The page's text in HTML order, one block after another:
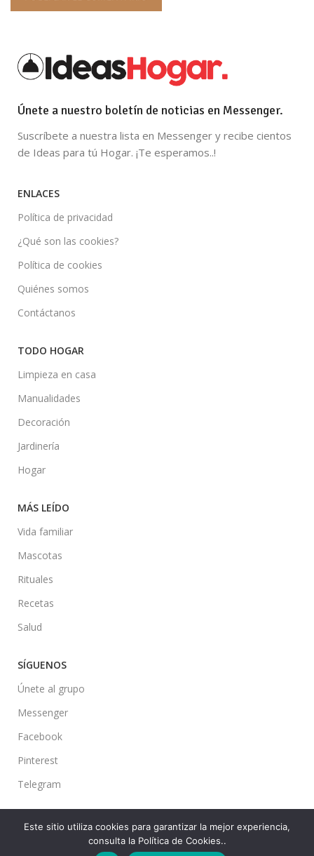
Únete a nuestro boletín de noticias en Messenger.
Suscríbete a nuestra lista en Messenger y recibe cientos
de Ideas para tú Hogar. ¡Te esperamos..!
ENLACES
Política de privacidad
¿Qué son las cookies?
Política de cookies
Quiénes somos
Contáctanos
TODO HOGAR
Limpieza en casa
Manualidades
Decoración
Jardinería
Hogar
MÁS LEÍDO
Vida familiar
Mascotas
Rituales
Recetas
Salud
SÍGUENOS
Únete al grupo
Messenger
Facebook
Pinterest
Telegram
Este sitio utiliza cookies para garantizar la mejor experiencia,
consulta la Política de Cookies..